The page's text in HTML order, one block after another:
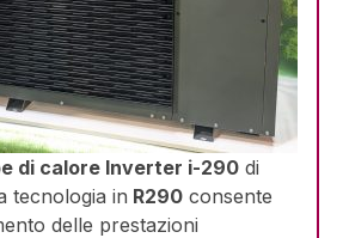
di calore Inverter i-290 di
tecnologia in R290 consente
delle prestazioni